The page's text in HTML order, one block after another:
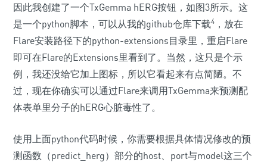
因此我创建了一个TxGemma hERG按钮，如图3所示。这
是一个python脚本，可以从我的github仓库下载4 ，放在
Flare安装路径下的python-extensions目录里，重启Flare
即可在Flare的Extensions里看到了。当然，这只是个示
例，我还没给它加上图标，所以它看起来有点简陋。不
过，现在你确实可以通过Flare来调用TxGemma来预测配
体表单里分子的hERG心脏毒性了。
使用上面python代码时候，你需要根据具体情况修改的预
测函数（predict_herg）部分的host、port与model这三个